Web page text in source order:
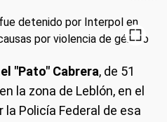
"Pato" Cabrera, de 51
la zona de Leblón, en el
la Policía Federal de esa